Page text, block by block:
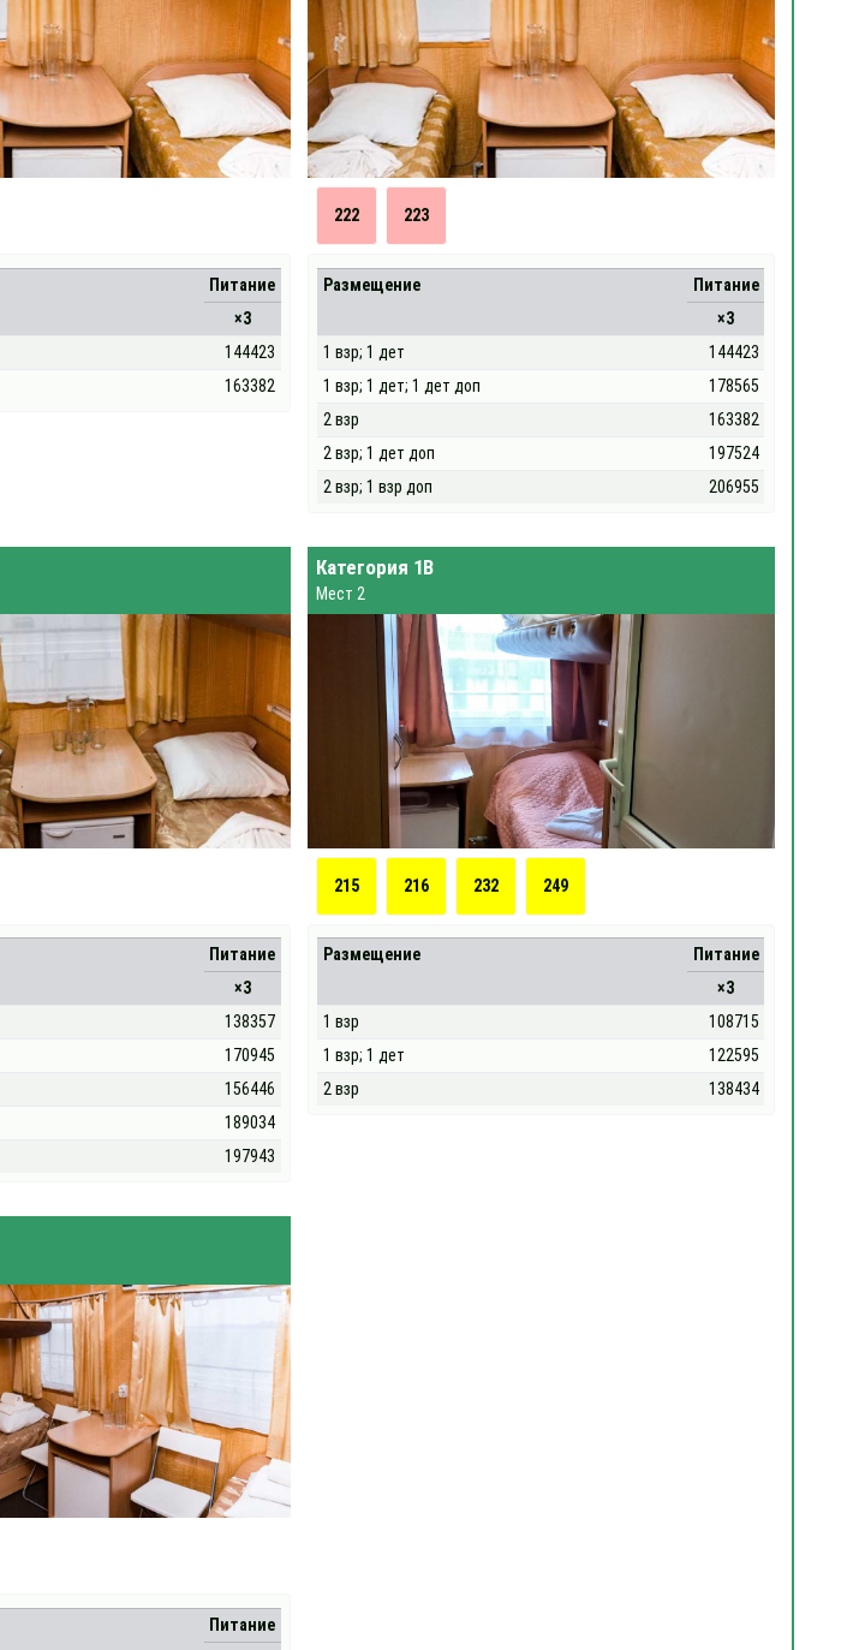
Питание
×3
144423
163382
222 223
Размещение
Питание
×3
1 взр; 1 дет
144423
1 взр; 1 дет; 1 дет доп
178565
2 взр
163382
2 взр; 1 дет доп
197524
2 взр; 1 взр доп
206955
Питание
×3
138357
170945
156446
189034
197943
Категория 1В
Мест 2
215 216 232 249
Размещение
Питание
×3
1 взр
108715
1 взр; 1 дет
122595
2 взр
138434
Питание